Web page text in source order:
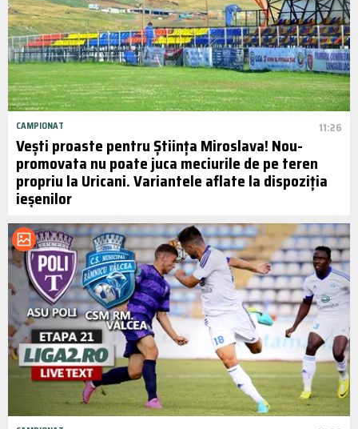
CAMPIONAT 11:26
Vești proaste pentru Știința Miroslava! Nou-
promovata nu poate juca meciurile de pe teren
propriu la Uricani. Variantele aflate la dispoziția
ieșenilor